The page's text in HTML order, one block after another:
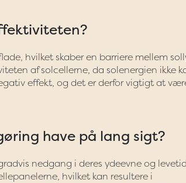
hvilket skaber en barriere mellem
af solcellerne, da solenergien ikke
effekt, og det er derfor vigtigt at
have på lang sigt?
nedgang i deres ydeevne og
hvilket kan resultere i